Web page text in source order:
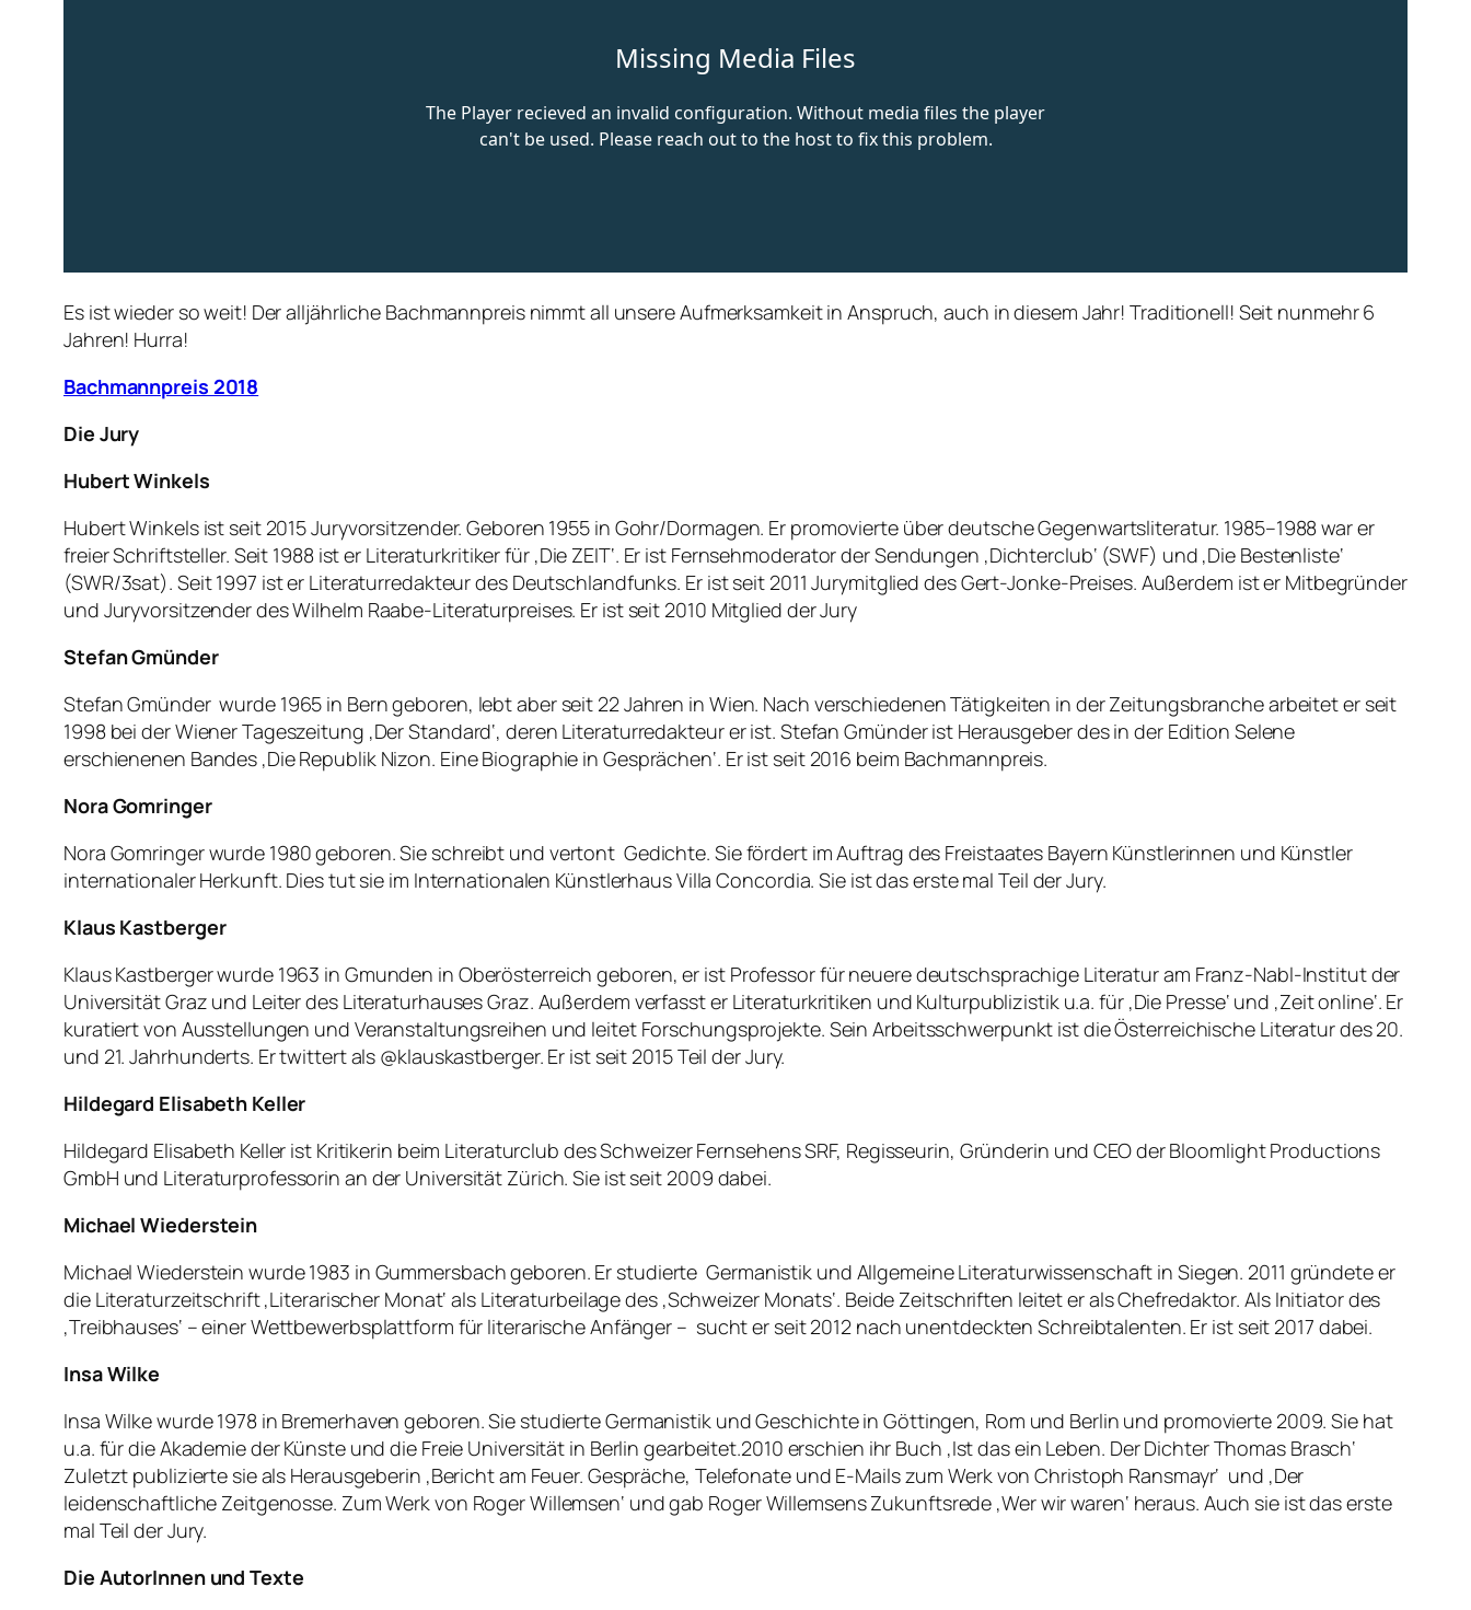
Es ist wieder so weit! Der alljährliche Bachmannpreis nimmt all unsere Aufmerksamkeit in Anspruch, auch in diesem Jahr! Traditionell! Seit nunmehr 6
Jahren! Hurra!
Bachmannpreis 2018
Die Jury
Hubert Winkels
Hubert Winkels ist seit 2015 Juryvorsitzender. Geboren 1955 in Gohr/Dormagen. Er promovierte über deutsche Gegenwartsliteratur. 1985–1988 war er
freier Schriftsteller. Seit 1988 ist er Literaturkritiker für ‚Die ZEIT‘. Er ist Fernsehmoderator der Sendungen ‚Dichterclub‘ (SWF) und ‚Die Bestenliste‘
(SWR/3sat). Seit 1997 ist er Literaturredakteur des Deutschlandfunks. Er ist seit 2011 Jurymitglied des Gert-Jonke-Preises. Außerdem ist er Mitbegründer
und Juryvorsitzender des Wilhelm Raabe-Literaturpreises. Er ist seit 2010 Mitglied der Jury
Stefan Gmünder
Stefan Gmünder wurde 1965 in Bern geboren, lebt aber seit 22 Jahren in Wien. Nach verschiedenen Tätigkeiten in der Zeitungsbranche arbeitet er seit
1998 bei der Wiener Tageszeitung ‚Der Standard‘, deren Literaturredakteur er ist. Stefan Gmünder ist Herausgeber des in der Edition Selene
erschienenen Bandes ‚Die Republik Nizon. Eine Biographie in Gesprächen‘. Er ist seit 2016 beim Bachmannpreis.
Nora Gomringer
Nora Gomringer wurde 1980 geboren. Sie schreibt und vertont Gedichte. Sie fördert im Auftrag des Freistaates Bayern Künstlerinnen und Künstler
internationaler Herkunft. Dies tut sie im Internationalen Künstlerhaus Villa Concordia. Sie ist das erste mal Teil der Jury.
Klaus Kastberger
Klaus Kastberger wurde 1963 in Gmunden in Oberösterreich geboren, er ist Professor für neuere deutschsprachige Literatur am Franz-Nabl-Institut der
Universität Graz und Leiter des Literaturhauses Graz. Außerdem verfasst er Literaturkritiken und Kulturpublizistik u.a. für ‚Die Presse‘ und ‚Zeit online‘. Er
kuratiert von Ausstellungen und Veranstaltungsreihen und leitet Forschungsprojekte. Sein Arbeitsschwerpunkt ist die Österreichische Literatur des 20.
und 21. Jahrhunderts. Er twittert als @klauskastberger. Er ist seit 2015 Teil der Jury.
Hildegard Elisabeth Keller
Hildegard Elisabeth Keller ist Kritikerin beim Literaturclub des Schweizer Fernsehens SRF, Regisseurin, Gründerin und CEO der Bloomlight Productions
GmbH und Literaturprofessorin an der Universität Zürich. Sie ist seit 2009 dabei.
Michael Wiederstein
Michael Wiederstein wurde 1983 in Gummersbach geboren. Er studierte Germanistik und Allgemeine Literaturwissenschaft in Siegen. 2011 gründete er
die Literaturzeitschrift ‚Literarischer Monat‘ als Literaturbeilage des ‚Schweizer Monats‘. Beide Zeitschriften leitet er als Chefredaktor. Als Initiator des
‚Treibhauses‘ – einer Wettbewerbsplattform für literarische Anfänger – sucht er seit 2012 nach unentdeckten Schreibtalenten. Er ist seit 2017 dabei.
Insa Wilke
Insa Wilke wurde 1978 in Bremerhaven geboren. Sie studierte Germanistik und Geschichte in Göttingen, Rom und Berlin und promovierte 2009. Sie hat
u.a. für die Akademie der Künste und die Freie Universität in Berlin gearbeitet.2010 erschien ihr Buch ‚Ist das ein Leben. Der Dichter Thomas Brasch‘
Zuletzt publizierte sie als Herausgeberin ‚Bericht am Feuer. Gespräche, Telefonate und E-Mails zum Werk von Christoph Ransmayr‘ und ‚Der
leidenschaftliche Zeitgenosse. Zum Werk von Roger Willemsen‘ und gab Roger Willemsens Zukunftsrede ‚Wer wir waren‘ heraus. Auch sie ist das erste
mal Teil der Jury.
Die AutorInnen und Texte